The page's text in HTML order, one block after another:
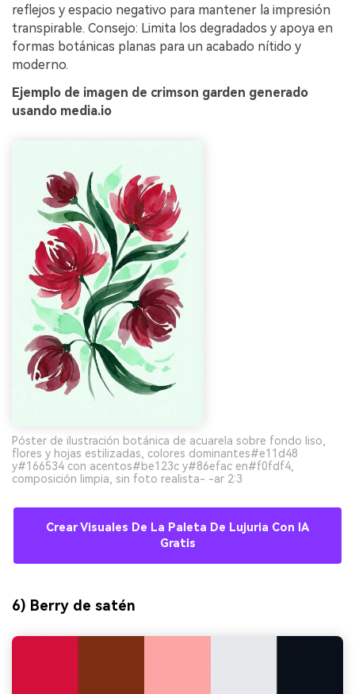
reflejos y espacio negativo para mantener la impresión
transpirable. Consejo: Limita los degradados y apoya en
formas botánicas planas para un acabado nítido y
moderno.
Ejemplo de imagen de crimson garden generado
usando media.io
Póster de ilustración botánica de acuarela sobre fondo liso,
flores y hojas estilizadas, colores dominantes#e11d48
y#166534 con acentos#be123c y#86efac en#f0fdf4,
composición limpia, sin foto realista- -ar 2:3
Crear Visuales De La Paleta De Lujuria Con IA
Gratis
6) Berry de satén